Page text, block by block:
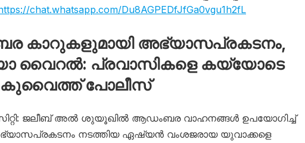
chat.whatsapp.com/Du8AGPEDfJfGa0vgu1h2fL
കാറുകളുമായി അഭ്യാസപ്രകടനം,
വൈറൽ: പ്രവാസികളെ കയ്യോടെ
കുവൈത്ത് പോലീസ്
ജലീബ് അൽ ശുയൂഖിൽ ആഡംബര വാഹനങ്ങൾ ഉപയോഗിച്ച്
നടത്തിയ ഏഷ്യൻ വംശജരായ യുവാക്കളെ